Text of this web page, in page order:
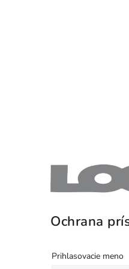
Ochrana
Prihlasovacie meno